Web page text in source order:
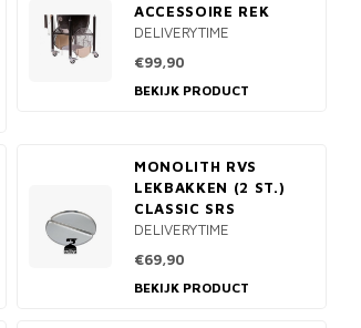
ACCESSOIRE REK
DELIVERYTIME
€99,90
BEKIJK PRODUCT
MONOLITH RVS
LEKBAKKEN (2 ST.)
CLASSIC SRS
DELIVERYTIME
€69,90
BEKIJK PRODUCT